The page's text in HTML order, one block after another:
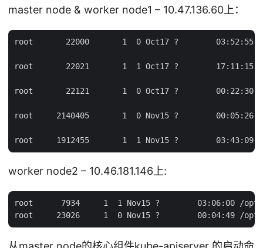
master node & worker node1 – 10.47.136.60上：
root       22000       1  0 Oct17 ?        03:52:55 /
root       22021       1  1 Oct17 ?        17:11:15 /opt/
root       22121       1  0 Oct17 ?        00:22:30 /
root     2140405       1  0 Nov15 ?        00:05:26 /
worker node2 – 10.46.181.146上:
root      7934     1  1 Nov15 ?        03:06:00 /opt/